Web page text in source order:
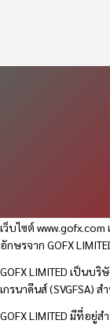
เว็บไซต์www.gofx.com
อักษรจาก GOFX
GOFX LIMITED เป็นบ
เกรนาดีนส์ (SVGFSA)
GOFX LIMITED มีที่อยู่